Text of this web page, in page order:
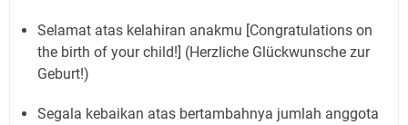
Selamat atas kelahiran anakmu [Congratulations on
the birth of your child!] (Herzliche Glückwunsche zur
Geburt!)
Segala kebaikan atas bertambahnya jumlah anggota